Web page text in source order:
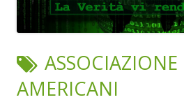
TAG:
ASSOCIAZIONE
AMERICANI